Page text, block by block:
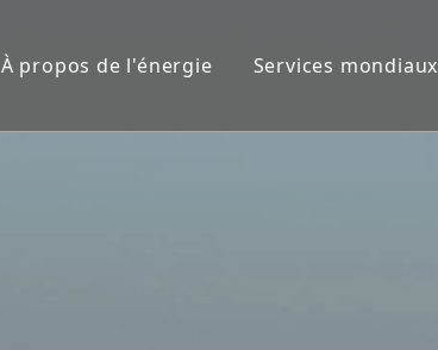
À propos de l'énergie Services mondiaux